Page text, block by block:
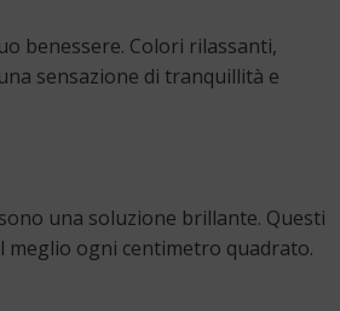
benessere. Colori rilassanti,
sensazione di tranquillità e
una soluzione brillante. Questi
ogni centimetro quadrato.